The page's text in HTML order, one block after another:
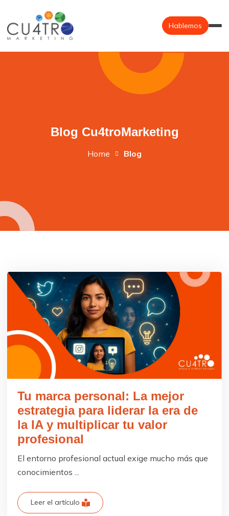
Hablemos
Blog Cu4troMarketing
Home Blog
Tu marca personal: La mejor
estrategia para liderar la era de
la IA y multiplicar tu valor
profesional
El entorno profesional actual exige mucho más que
conocimientos ...
Leer el artículo